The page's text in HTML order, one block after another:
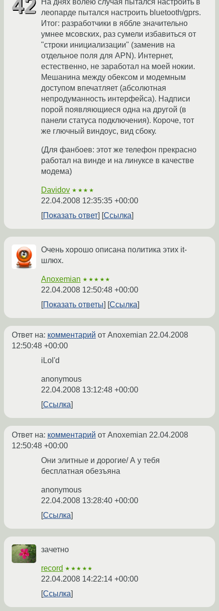
На днях волею случая пытался настроить в
леопарде пытался настроить bluetooth/gprs.
Итог: разработчики в яббле значительно
умнее мсовских, раз сумели избавиться от
"строки инициализации" (заменив на
отдельное поля для APN). Интернет,
естественно, не заработал на моей нокии.
Мешанина между обексом и модемным
доступом впечатляет (абсолютная
непродуманность интерфейса). Надписи
порой появляющиеся одна на другой (в
панели статуса подключения). Короче, тот
же глючный виндоус, вид сбоку.
(Для фанбоев: этот же телефон прекрасно
работал на винде и на линуксе в качестве
модема)
Davidov ★★★★
22.04.2008 12:35:35 +00:00
Показать ответ
Ссылка
Очень хорошо описана политика этих it-
шлюх.
Anoxemian ★★★★★
22.04.2008 12:50:48 +00:00
Показать ответы
Ссылка
Ответ на: комментарий от Anoxemian 22.04.2008
12:50:48 +00:00
iLol'd
anonymous
22.04.2008 13:12:48 +00:00
Ссылка
Ответ на: комментарий от Anoxemian 22.04.2008
12:50:48 +00:00
Они элитные и дорогие/ А у тебя
бесплатная обезъяна
anonymous
22.04.2008 13:28:40 +00:00
Ссылка
зачетно
record ★★★★★
22.04.2008 14:22:14 +00:00
Ссылка